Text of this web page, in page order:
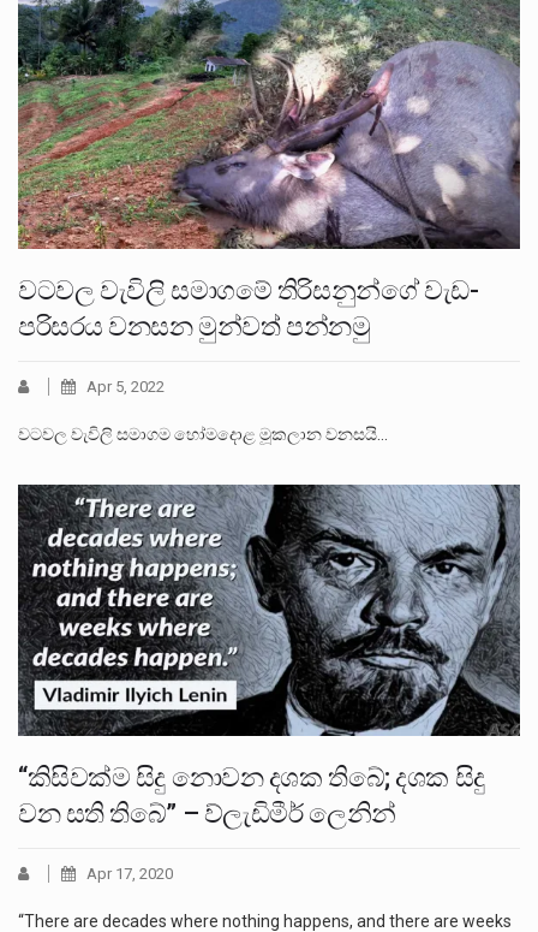
වටවල වැවිලි සමාගමේ තිරිසනුන්ගේ වැඩ-
පරිසරය වනසන මුන්වත් පන්නමු
Apr 5, 2022
වටවල වැවිලි සමාගම හෝමදොළ මූකලාන වනසයි…
“කිසිවක්ම සිදු නොවන දශක තිබේ; දශක සිදු
වන සති තිබේ” – ව්ලැඩිමීර් ලෙනින්
Apr 17, 2020
“There are decades where nothing happens, and there are weeks